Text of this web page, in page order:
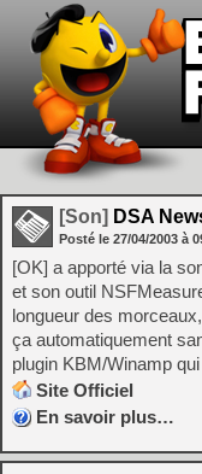
[Son] DSA
Posté le 27/04/2003 à
[OK] a apporté via la
et son outil
longueur des
ça automatiquement
plugin KBM/Winamp
Site Officiel
En savoir plus…